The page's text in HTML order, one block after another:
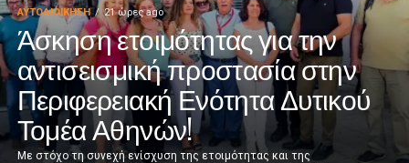
ΑΥΤΟΔΙΟΊΚΗΣΗ 21 ώρες ago
Άσκηση ετοιμότητας για την
αντισεισμική προστασία στην
Περιφερειακή Ενότητα Δυτικού
Τομέα Αθηνών!
Με στόχο τη συνεχή ενίσχυση της ετοιμότητας και της